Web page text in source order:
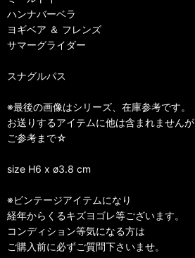
ハンナバーベラ
ヨギベア ＆ フレンズ
サマーグライダー
スナグルパス
※最後の画像はシリーズ、在庫参考です。
お送りするアイテムに他は含まれませんが
ご参考まで☆
size H6 x ø3.8 cm
※ビンテージアイテムになり
経年からくるキズヨゴレ等ございます。
コンディション等気になる方は
ご購入前に必ずご質問下さいませ。